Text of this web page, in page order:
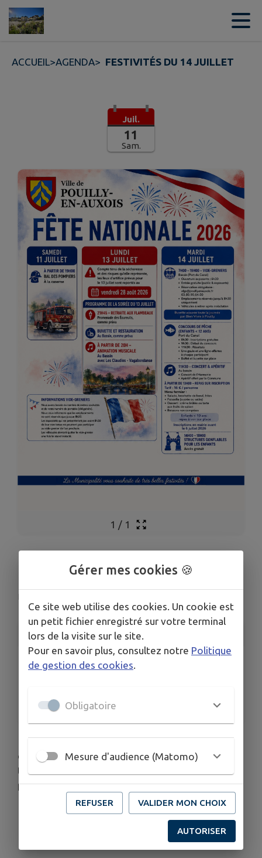
Contenu
ACCUEIL>AGENDA> FESTIVITÉS DU 14 JUILLET
Juil.
11
Sam.
1 / 1
Festivités du 14 juillet
INFORMATIONS PRATIQUES
LIEU
Pouilly-en-Auxois
Le sam. 11 juil.
🎆 Les festivités de la Fête Nationale s’ouvrent
dès le 11/07 avec le bal des pompiers. Retrouvez
toutes les dates et les animations dans le
programme 🎇
Gérer mes cookies 🍪
Ce site web utilise des cookies. Un cookie est
un petit fichier enregistré sur votre terminal
lors de la visite sur le site.
Pour en savoir plus, consultez notre Politique
de gestion des cookies.
Obligatoire
Mesure d'audience (Matomo)
REFUSER VALIDER MON CHOIX
AUTORISER